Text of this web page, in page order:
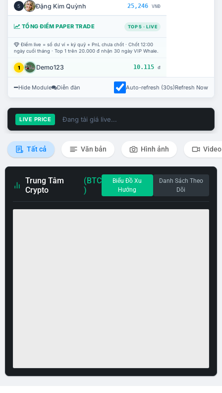
5 Đặng Kim Quỳnh 25,246 VNĐ
TỔNG ĐIỂM PAPER TRADE TOP 5 · LIVE
Điểm live = số dư ví + ký quỹ + PnL chưa chốt · Chốt 12:00
ngày cuối tháng · Top 1 trên 20.000 đ nhận 30 ngày VIP Whale.
1 Demo123 10.115 đ
Hide Module Diễn đàn Auto-refresh (30s)Refresh Now
LIVE PRICE Đang tải giá live...
Tất cả Văn bản Hình ảnh Video
Trung Tâm
Crypto
(BTC
)
Biểu Đồ Xu
Hướng
Danh Sách Theo
Dõi